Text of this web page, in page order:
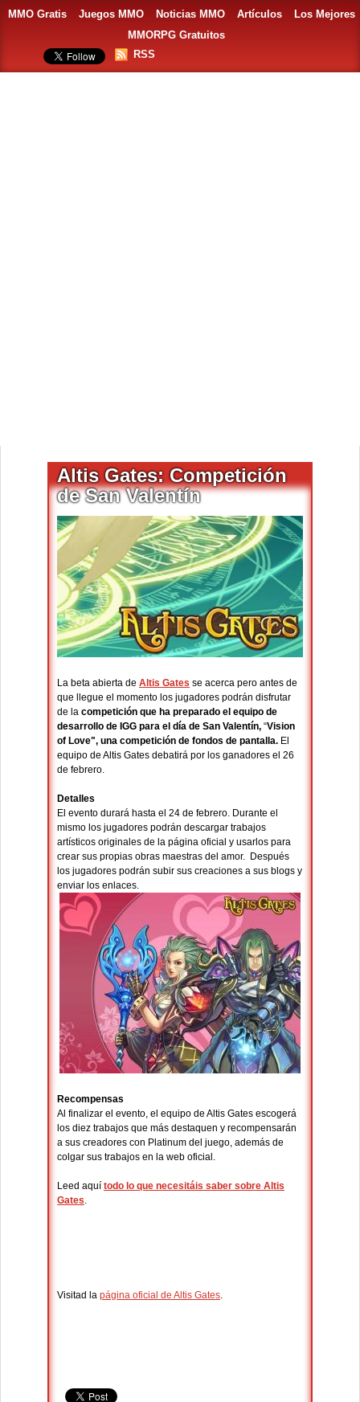
MMO Gratis Juegos MMO Noticias MMO Artículos
Los Mejores
MMORPG Gratuitos
RSS
Altis Gates: Competición
de San Valentín
La beta abierta de Altis Gates se acerca pero antes de
que llegue el momento los jugadores podrán disfrutar
de la competición que ha preparado el equipo de
desarrollo de IGG para el día de San Valentín, “Vision
of Love", una competición de fondos de pantalla. El
equipo de Altis Gates debatirá por los ganadores el 26
de febrero.
Detalles
El evento durará hasta el 24 de febrero. Durante el
mismo los jugadores podrán descargar trabajos
artísticos originales de la página oficial y usarlos para
crear sus propias obras maestras del amor. Después
los jugadores podrán subir sus creaciones a sus blogs y
enviar los enlaces.
Recompensas
Al finalizar el evento, el equipo de Altis Gates escogerá
los diez trabajos que más destaquen y recompensarán
a sus creadores con Platinum del juego, además de
colgar sus trabajos en la web oficial.
Leed aquí todo lo que necesitáis saber sobre Altis
Gates.
Visitad la página oficial de Altis Gates.